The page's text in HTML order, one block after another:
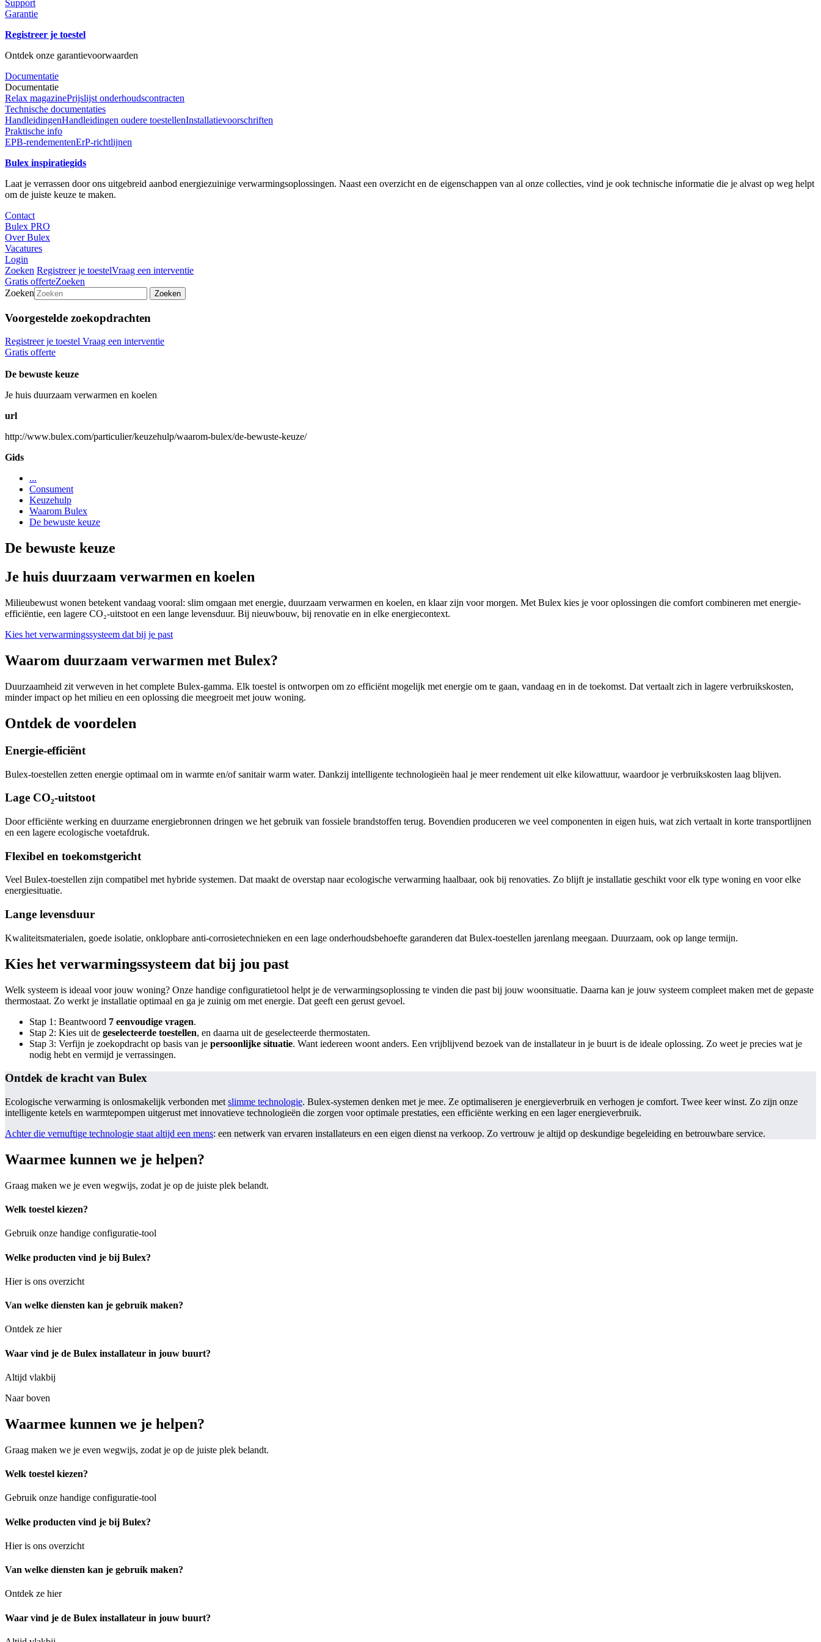
Support
Garantie
Registreer je toestel
Ontdek onze garantievoorwaarden
Documentatie
Documentatie
Relax magazinePrijslijst onderhoudscontracten
Technische documentaties
HandleidingenHandleidingen oudere toestellenInstallatievoorschriften
Praktische info
EPB-rendementenErP-richtlijnen
Bulex inspiratiegids
Laat je verrassen door ons uitgebreid aanbod energiezuinige verwarmingsoplossingen. Naast een overzicht en de eigenschappen van al onze collecties, vind je ook technische informatie die je alvast op weg helpt
om de juiste keuze te maken.
Contact
Bulex PRO
Over Bulex
Vacatures
Login
Zoeken Registreer je toestelVraag een interventie
Gratis offerteZoeken
Zoeken
Zoeken
Voorgestelde zoekopdrachten
Registreer je toestel Vraag een interventie
Gratis offerte
De bewuste keuze
Je huis duurzaam verwarmen en koelen
url
http://www.bulex.com/particulier/keuzehulp/waarom-bulex/de-bewuste-keuze/
Gids
...
Consument
Keuzehulp
Waarom Bulex
De bewuste keuze
De bewuste keuze
Je huis duurzaam verwarmen en koelen
Milieubewust wonen betekent vandaag vooral: slim omgaan met energie, duurzaam verwarmen en koelen, en klaar zijn voor morgen. Met Bulex kies je voor oplossingen die comfort combineren met energie-
efficiëntie, een lagere CO₂-uitstoot en een lange levensduur. Bij nieuwbouw, bij renovatie en in elke energiecontext.
Kies het verwarmingssysteem dat bij je past
Waarom duurzaam verwarmen met Bulex?
Duurzaamheid zit verweven in het complete Bulex-gamma. Elk toestel is ontworpen om zo efficiënt mogelijk met energie om te gaan, vandaag en in de toekomst. Dat vertaalt zich in lagere verbruikskosten,
minder impact op het milieu en een oplossing die meegroeit met jouw woning.
Ontdek de voordelen
Energie-efficiënt
Bulex-toestellen zetten energie optimaal om in warmte en/of sanitair warm water. Dankzij intelligente technologieën haal je meer rendement uit elke kilowattuur, waardoor je verbruikskosten laag blijven.
Lage CO₂-uitstoot
Door efficiënte werking en duurzame energiebronnen dringen we het gebruik van fossiele brandstoffen terug. Bovendien produceren we veel componenten in eigen huis, wat zich vertaalt in korte transportlijnen
en een lagere ecologische voetafdruk.
Flexibel en toekomstgericht
Veel Bulex-toestellen zijn compatibel met hybride systemen. Dat maakt de overstap naar ecologische verwarming haalbaar, ook bij renovaties. Zo blijft je installatie geschikt voor elk type woning en voor elke
energiesituatie.
Lange levensduur
Kwaliteitsmaterialen, goede isolatie, onklopbare anti-corrosietechnieken en een lage onderhoudsbehoefte garanderen dat Bulex-toestellen jarenlang meegaan. Duurzaam, ook op lange termijn.
Kies het verwarmingssysteem dat bij jou past
Welk systeem is ideaal voor jouw woning? Onze handige configuratietool helpt je de verwarmingsoplossing te vinden die past bij jouw woonsituatie. Daarna kan je jouw systeem compleet maken met de gepaste
thermostaat. Zo werkt je installatie optimaal en ga je zuinig om met energie. Dat geeft een gerust gevoel.
Stap 1: Beantwoord 7 eenvoudige vragen.
Stap 2: Kies uit de geselecteerde toestellen, en daarna uit de geselecteerde thermostaten.
Stap 3: Verfijn je zoekopdracht op basis van je persoonlijke situatie. Want iedereen woont anders. Een vrijblijvend bezoek van de installateur in je buurt is de ideale oplossing. Zo weet je precies wat je
nodig hebt en vermijd je verrassingen.
Ontdek de kracht van Bulex
Ecologische verwarming is onlosmakelijk verbonden met slimme technologie. Bulex-systemen denken met je mee. Ze optimaliseren je energieverbruik en verhogen je comfort. Twee keer winst. Zo zijn onze
intelligente ketels en warmtepompen uitgerust met innovatieve technologieën die zorgen voor optimale prestaties, een efficiënte werking en een lager energieverbruik.
Achter die vernuftige technologie staat altijd een mens: een netwerk van ervaren installateurs en een eigen dienst na verkoop. Zo vertrouw je altijd op deskundige begeleiding en betrouwbare service.
Waarmee kunnen we je helpen?
Graag maken we je even wegwijs, zodat je op de juiste plek belandt.
Welk toestel kiezen?
Gebruik onze handige configuratie-tool
Welke producten vind je bij Bulex?
Hier is ons overzicht
Van welke diensten kan je gebruik maken?
Ontdek ze hier
Waar vind je de Bulex installateur in jouw buurt?
Altijd vlakbij
Naar boven
Waarmee kunnen we je helpen?
Graag maken we je even wegwijs, zodat je op de juiste plek belandt.
Welk toestel kiezen?
Gebruik onze handige configuratie-tool
Welke producten vind je bij Bulex?
Hier is ons overzicht
Van welke diensten kan je gebruik maken?
Ontdek ze hier
Waar vind je de Bulex installateur in jouw buurt?